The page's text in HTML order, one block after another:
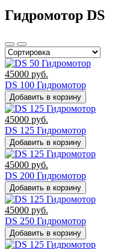
Гидромотор DS
45000 руб.
DS 100 Гидромотор
Добавить в корзину
45000 руб.
DS 125 Гидромотор
Добавить в корзину
45000 руб.
DS 200 Гидромотор
Добавить в корзину
45000 руб.
DS 250 Гидромотор
Добавить в корзину